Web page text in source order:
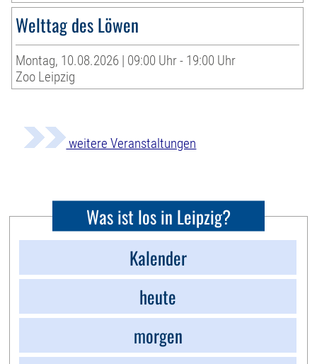
Welttag des Löwen
Montag, 10.08.2026 | 09:00 Uhr - 19:00 Uhr
Zoo Leipzig
weitere Veranstaltungen
Was ist los in Leipzig?
Kalender
heute
morgen